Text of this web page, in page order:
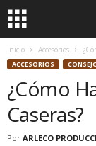
Inicio Accesorios
ACCESORIOS
¿Cómo
Caseras?
Por ARLECO